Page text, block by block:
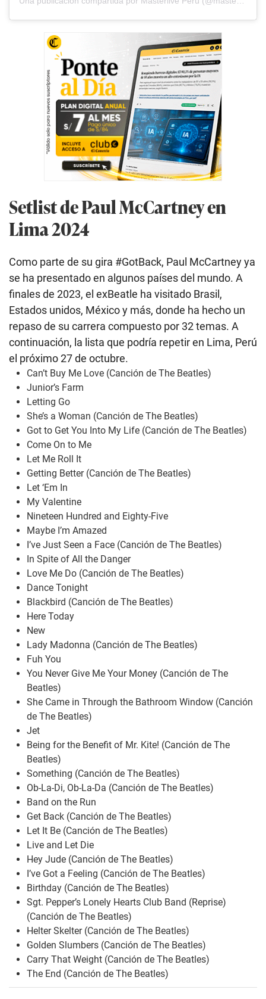
Setlist de Paul McCartney en
Lima 2024
Como parte de su gira #GotBack, Paul McCartney ya
se ha presentado en algunos países del mundo. A
finales de 2023, el exBeatle ha visitado Brasil,
Estados unidos, México y más, donde ha hecho un
repaso de su carrera compuesto por 32 temas. A
continuación, la lista que podría repetir en Lima, Perú
el próximo 27 de octubre.
Can’t Buy Me Love (Canción de The Beatles)
Junior’s Farm
Letting Go
She’s a Woman (Canción de The Beatles)
Got to Get You Into My Life (Canción de The Beatles)
Come On to Me
Let Me Roll It
Getting Better (Canción de The Beatles)
Let ‘Em In
My Valentine
Nineteen Hundred and Eighty-Five
Maybe I’m Amazed
I’ve Just Seen a Face (Canción de The Beatles)
In Spite of All the Danger
Love Me Do (Canción de The Beatles)
Dance Tonight
Blackbird (Canción de The Beatles)
Here Today
New
Lady Madonna (Canción de The Beatles)
Fuh You
You Never Give Me Your Money (Canción de The
Beatles)
She Came in Through the Bathroom Window (Canción
de The Beatles)
Jet
Being for the Benefit of Mr. Kite! (Canción de The
Beatles)
Something (Canción de The Beatles)
Ob-La-Di, Ob-La-Da (Canción de The Beatles)
Band on the Run
Get Back (Canción de The Beatles)
Let It Be (Canción de The Beatles)
Live and Let Die
Hey Jude (Canción de The Beatles)
I’ve Got a Feeling (Canción de The Beatles)
Birthday (Canción de The Beatles)
Sgt. Pepper’s Lonely Hearts Club Band (Reprise)
(Canción de The Beatles)
Helter Skelter (Canción de The Beatles)
Golden Slumbers (Canción de The Beatles)
Carry That Weight (Canción de The Beatles)
The End (Canción de The Beatles)